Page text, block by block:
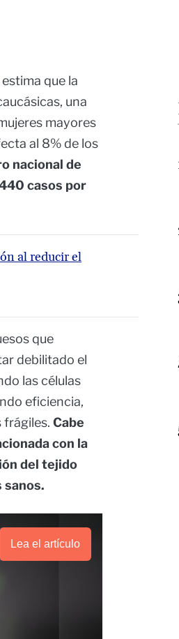
que la
una
mayores
al 8% de los
nacional de
casos por
al reducir el
que
debilitado el
las células
eficiencia,
frágiles. Cabe
con la
del tejido
sanos.
Lea el artículo